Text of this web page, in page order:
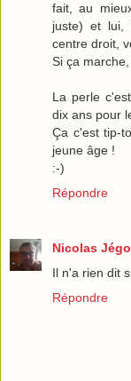
fait, au
juste) et lui,
centre droit,
Si ça
La perle
dix ans pour
Ça c'est tip-
jeune âge !
:-)
Répondre
Nicolas
Il n'a rien dit
Répondre